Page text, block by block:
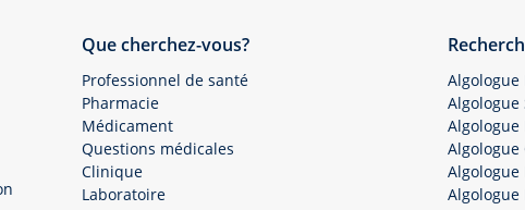
Que cherchez-vous?
Professionnel de santé
Pharmacie
Médicament
Questions médicales
Clinique
Laboratoire
Algologue
Algologue
Algologue
Algologue
Algologue